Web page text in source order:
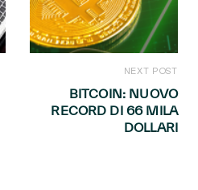
NEXT POST
BITCOIN: NUOVO
RECORD DI 66 MILA
DOLLARI